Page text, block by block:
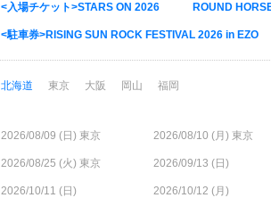
<入場チケット>STARS ON 2026 ROUND
<駐車券>RISING SUN ROCK FESTIVAL 2026 in EZO
北海道 東京 大阪 岡山 福岡
2026/08/09 ( 日 ) 東京 2026/08/10 (月 ) 東京
2026/08/25 (火) 東京 2026/09/13 ( 日 )
2026/10/11 ( 日 ) 2026/10/12 (月 )